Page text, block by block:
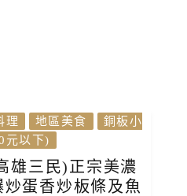
理 地區美食
銅板小
元以下)
雄三民)正宗美濃
蛋香炒板條及魚